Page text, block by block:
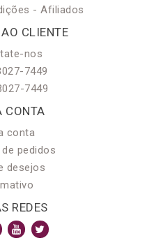
- Afiliados
CLIENTE
nos
7449
7449
CONTA
conta
pedidos
desejos
REDES